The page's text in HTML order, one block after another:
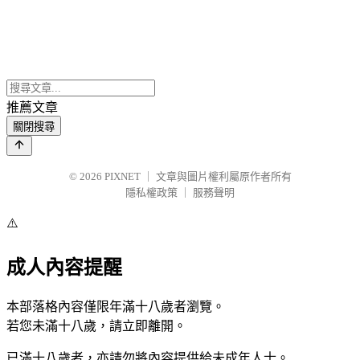
推薦文章
關閉搜尋
© 2026 PIXNET
文章與圖片權利屬原作者所有
隱私權政策
服務聲明
⚠️
成人內容提醒
本部落格內容僅限年滿十八歲者瀏覽。
若您未滿十八歲，請立即離開。